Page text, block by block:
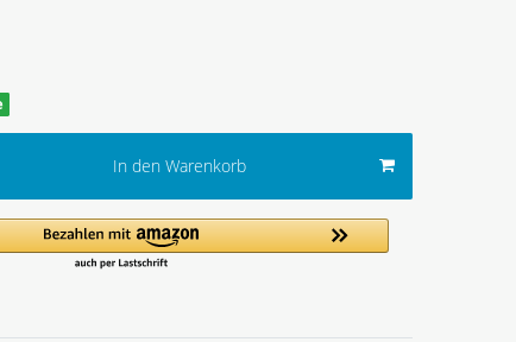
In den Warenkorb